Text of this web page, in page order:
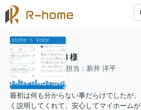
I 様
担当：新井 洋平
最初は何も分からない事だらけでしたが
く説明してくれて、安心してマイホームが